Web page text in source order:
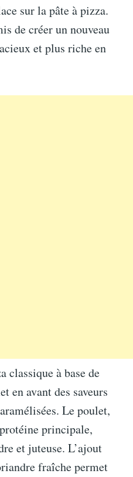
sur la pâte à pizza.
de créer un nouveau
et plus riche en
classique à base de
en avant des saveurs
Le poulet,
principale,
et juteuse. L’ajout
fraîche permet